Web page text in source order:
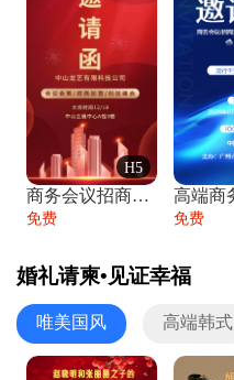
H5
商务会议招商展会科技峰会邀请函年会邀请
免费 免费
婚礼请柬•见证幸福
唯美国风 高端韩式